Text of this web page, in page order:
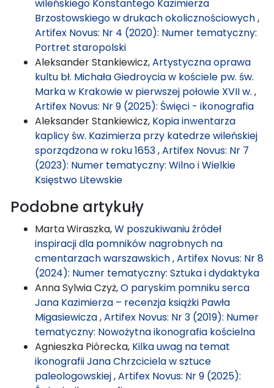
wileńskiego Konstantego Kazimierza
Brzostowskiego w drukach okolicznościowych,
Artifex Novus: Nr 4 (2020): Numer tematyczny:
Portret staropolski
Aleksander Stankiewicz,Artystyczna oprawa
kultu bł. Michała Giedroycia w kościele pw. św.
Marka w Krakowie w pierwszej połowie XVII w. ,
Artifex Novus: Nr 9 (2025): Święci - ikonografia
Aleksander Stankiewicz, Kopia inwentarza
kaplicy św. Kazimierza przy katedrze wileńskiej
sporządzona w roku 1653,Artifex Novus: Nr 7
(2023): Numer tematyczny: Wilno i Wielkie
Księstwo Litewskie
Podobne artykuły
Marta Wiraszka,W poszukiwaniu źródeł
inspiracji dla pomników nagrobnych na
cmentarzach warszawskich,Artifex Novus: Nr 8
(2024): Numer tematyczny: Sztuka i dydaktyka
Anna Sylwia Czyż,O paryskim pomniku serca
Jana Kazimierza – recenzja książki Pawła
Migasiewicza,Artifex Novus: Nr 3 (2019): Numer
tematyczny: Nowożytna ikonografia kościelna
Agnieszka Piórecka, Kilka uwag na temat
ikonografii Jana Chrzciciela w sztuce
paleologowskiej,Artifex Novus: Nr 9 (2025):